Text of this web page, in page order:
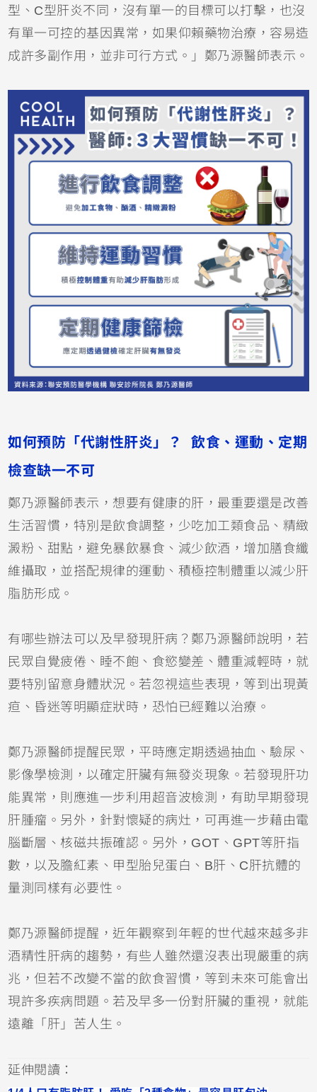
型、C型肝炎不同，沒有單一的目標可以打擊，也沒
有單一可控的基因異常，如果仰賴藥物治療，容易造
成許多副作用，並非可行方式。」鄭乃源醫師表示。
如何預防「代謝性肝炎」？ 飲食、運動、定期
檢查缺一不可
鄭乃源醫師表示，想要有健康的肝，最重要還是改善
生活習慣，特別是飲食調整，少吃加工類食品、精緻
澱粉、甜點，避免暴飲暴食、減少飲酒，增加膳食纖
維攝取，並搭配規律的運動、積極控制體重以減少肝
脂肪形成。
有哪些辦法可以及早發現肝病？鄭乃源醫師說明，若
民眾自覺疲倦、睡不飽、食慾變差、體重減輕時，就
要特別留意身體狀況。若忽視這些表現，等到出現黃
疸、昏迷等明顯症狀時，恐怕已經難以治療。
鄭乃源醫師提醒民眾，平時應定期透過抽血、驗尿、
影像學檢測，以確定肝臟有無發炎現象。若發現肝功
能異常，則應進一步利用超音波檢測，有助早期發現
肝腫瘤。另外，針對懷疑的病灶，可再進一步藉由電
腦斷層、核磁共振確認。另外，GOT、GPT等肝指
數，以及膽紅素、甲型胎兒蛋白、B肝、C肝抗體的
量測同樣有必要性。
鄭乃源醫師提醒，近年觀察到年輕的世代越來越多非
酒精性肝病的趨勢，有些人雖然還沒表出現嚴重的病
兆，但若不改變不當的飲食習慣，等到未來可能會出
現許多疾病問題。若及早多一份對肝臟的重視，就能
遠離「肝」苦人生。
延伸閱讀：